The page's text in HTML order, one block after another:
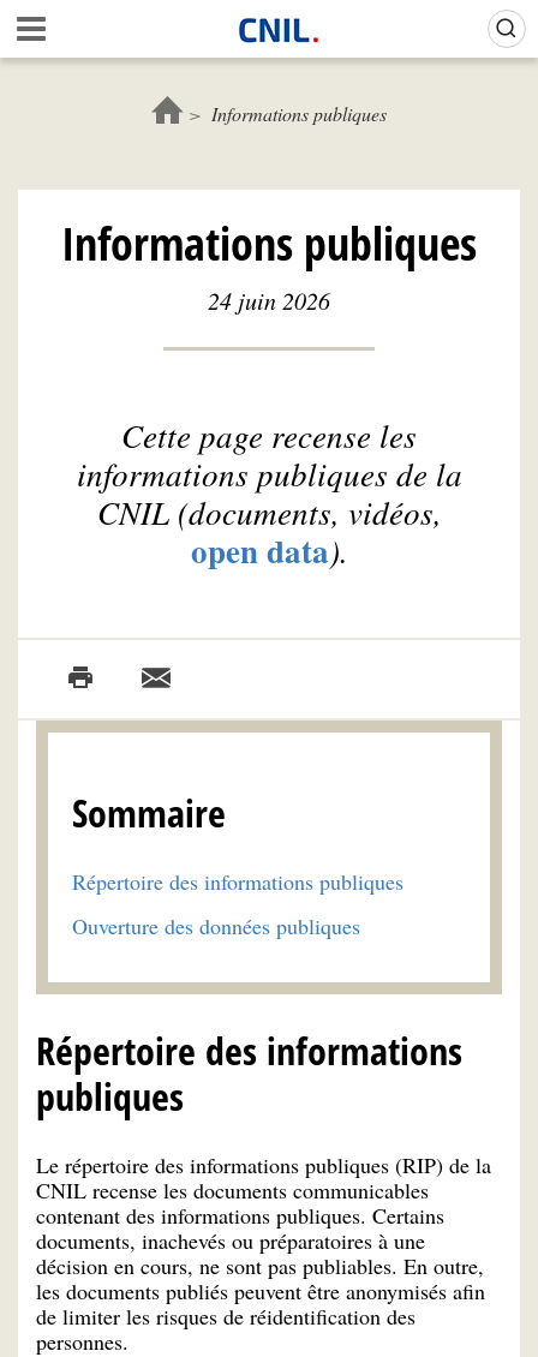
Aller
au
contenu
c
e
l
C
N
Informations publiques
Informations publiques
24 juin 2026
Cette page recense les
informations publiques de la
CNIL (documents, vidéos,
open data).
Sommaire
Répertoire des informations publiques
Ouverture des données publiques
Répertoire des informations
publiques
Le répertoire des informations publiques (RIP) de la
CNIL recense les documents communicables
contenant des informations publiques. Certains
documents, inachevés ou préparatoires à une
décision en cours, ne sont pas publiables. En outre,
les documents publiés peuvent être anonymisés afin
de limiter les risques de réidentification des
personnes.
Gestion de vos préférences sur les cookies (témoins de connexion)